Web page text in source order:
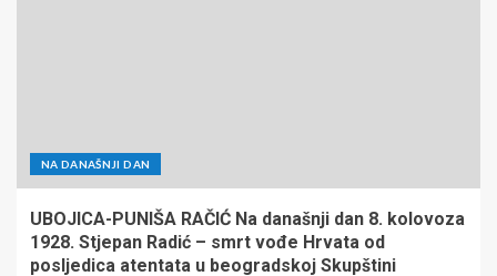
LOPOVI I POLITIKA
Zašto gradonačelniku glavnog Grada svih Hrvata
smeta hrvatski barjak na Mirogoju?